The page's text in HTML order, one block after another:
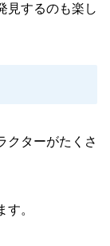
見するのも楽し
クターがたくさ
。